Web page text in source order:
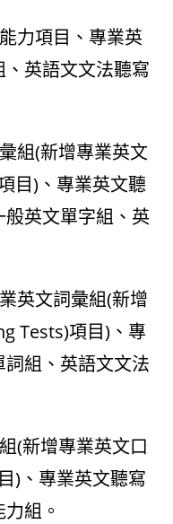
力項目、專業英
英語文文法聽寫
組(新增專業英文
目)、專業英文聽
英文單字組、英
英文詞彙組(新增
Tests)項目)、專
組、英語文文法
(新增專業英文口
)、專業英文聽寫
組。